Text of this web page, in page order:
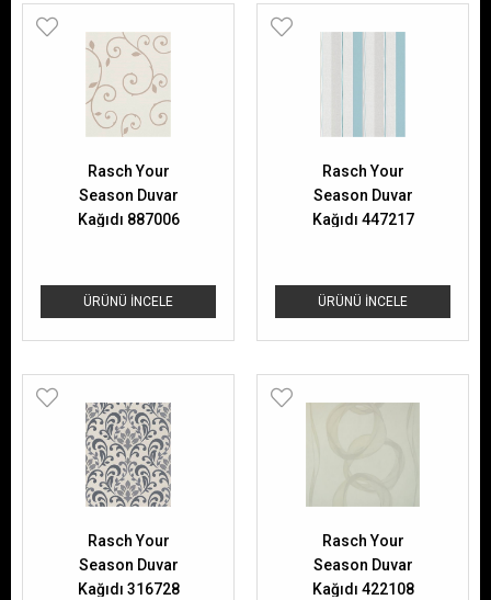
ÜRÜNÜ İNCELE
Rasch Your
Season Duvar
Kağıdı 887006
ÜRÜNÜ İNCELE
Rasch Your
Season Duvar
Kağıdı 447217
Rasch Your
Season Duvar
Kağıdı 316728
Rasch Your
Season Duvar
Kağıdı 422108